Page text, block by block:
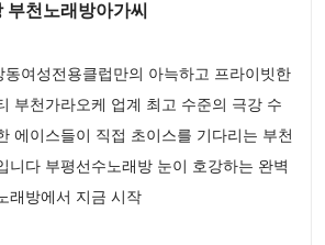
부천노래방아가씨
여성전용클럽만의 아늑하고 프라이빗한
부천가라오케 업계 최고 수준의 극강 수
에이스들이 직접 초이스를 기다리는 부천
니다 부평선수노래방 눈이 호강하는 완벽
래방에서 지금 시작